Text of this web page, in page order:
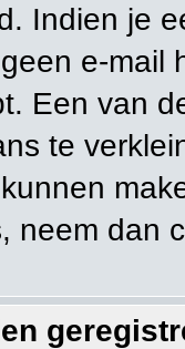
Indien je
e-
Een van
te
neem dan